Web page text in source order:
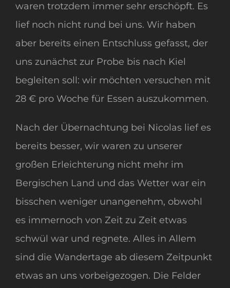
waren trotzdem immer sehr erschöpft. Es
lief noch nicht rund bei uns. Wir haben
aber bereits einen Entschluss gefasst, der
uns zunächst zur Probe bis nach Kiel
begleiten soll: wir möchten versuchen mit
28 € pro Woche für Essen auszukommen.
Nach der Übernachtung bei Nicolas lief es
bereits besser, wir waren zu unserer
großen Erleichterung nicht mehr im
Bergischen Land und das Wetter war ein
bisschen weniger unangenehm, obwohl
es immernoch von Zeit zu Zeit etwas
schwül war und regnete. Alles in Allem
sind die Wandertage ab diesem Zeitpunkt
etwas an uns vorbeigezogen. Die Felder